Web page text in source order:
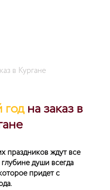
в Кургане
на заказ в
праздников ждут все
души всегда
придет с